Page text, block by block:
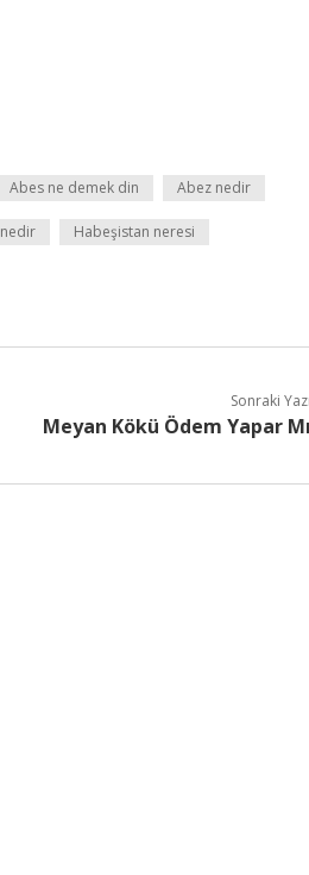
Abes ne demek din Abez nedir
Habeşistan neresi
Sonraki Yazı
Meyan Kökü Ödem Yapar Mı